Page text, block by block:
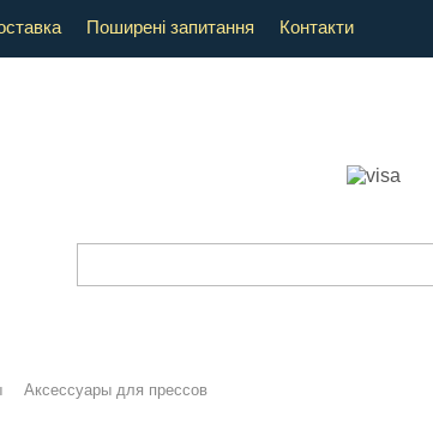
Поширені запитання Контакти
Аксессуары для прессов